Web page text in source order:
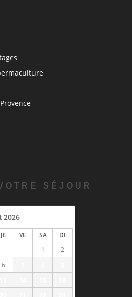
SÉJOUR
2026
JE VE SA
DI
1
2
6